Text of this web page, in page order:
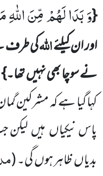
{وَ بَدَا لَهُمْ مِّنَ
اور ان کیلئےاللہکی طرف
نے سوچا بھی نہیںتھا۔}
کہا گیا ہے کہ مشرکین
پاس نیکیاںہیںلیکن
بدیاںظاہر ہوںگی۔(